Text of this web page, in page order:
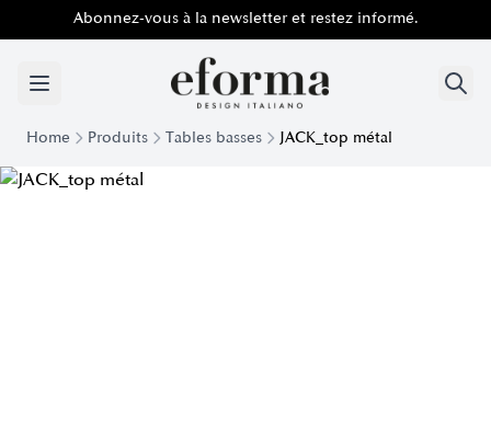
Abonnez-vous à la newsletter et restez informé.
Home Produits Tables basses JACK_top métal
Table basse basse Jack plateau en métal | Eforma